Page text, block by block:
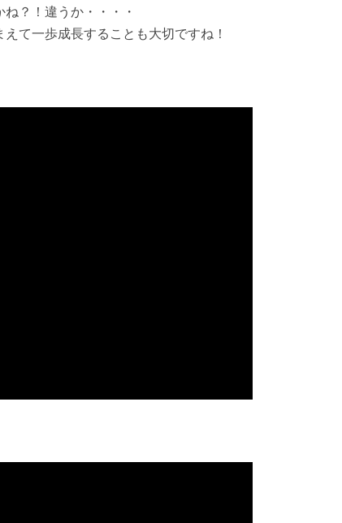
？！違うか・・・・
て一歩成長することも大切ですね！